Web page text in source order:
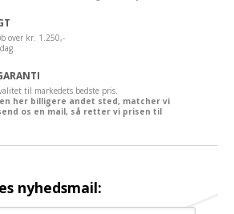
over kr. 1.250,-
til markedets bedste pris.
her billigere andet sted, matcher vi
os en mail, så retter vi prisen til
nyhedsmail: